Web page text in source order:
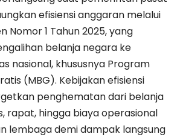
efisiensi anggaran melalui
Nomor 1 Tahun 2025, yang
belanja negara ke
nasional, khususnya Program
(MBG). Kebijakan efisiensi
penghematan dari belanja
rapat, hingga biaya operasional
lembaga demi dampak langsung